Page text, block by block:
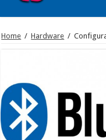
Home / Hardware /